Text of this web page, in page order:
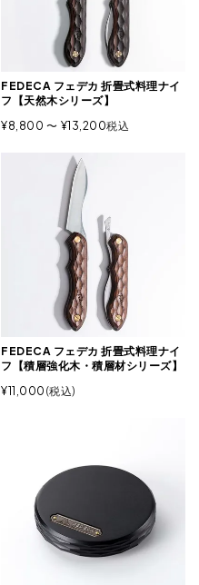
FEDECA フェデカ 折畳式料理ナイ
フ【天然木シリーズ】
¥8,800 〜 ¥13,200税込
FEDECA フェデカ 折畳式料理ナイ
フ【積層強化木・積層材シリーズ】
¥11,000 税込